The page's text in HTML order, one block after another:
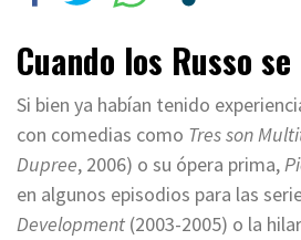
Cuando los Russo
Si bien ya habían tenido
con comedias como Tres son
Dupree, 2006) o su ópera prima,
en algunos episodios para las
Development (2003-2005) o la